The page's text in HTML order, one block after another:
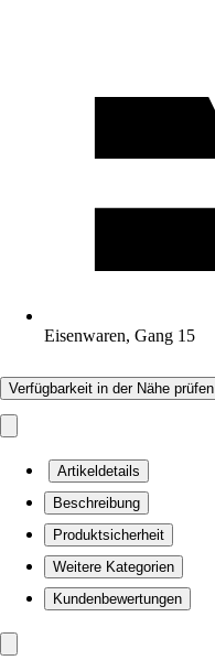
Eisenwaren, Gang 15
Verfügbarkeit in der Nähe prüfen
Artikeldetails
Beschreibung
Produktsicherheit
Weitere Kategorien
Kundenbewertungen